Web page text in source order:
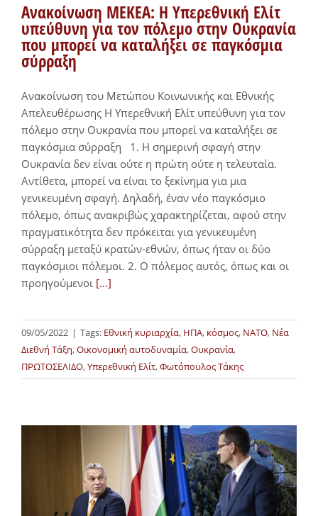
Ανακοίνωση ΜΕΚΕΑ: Η Υπερεθνική Ελίτ
υπεύθυνη για τον πόλεμο στην Ουκρανία
που μπορεί να καταλήξει σε παγκόσμια
σύρραξη
Ανακοίνωση του Μετώπου Κοινωνικής και Εθνικής
Απελευθέρωσης Η Υπερεθνική Ελίτ υπεύθυνη για τον
πόλεμο στην Ουκρανία που μπορεί να καταλήξει σε
παγκόσμια σύρραξη 1. Η σημερινή σφαγή στην
Ουκρανία δεν είναι ούτε η πρώτη ούτε η τελευταία.
Αντίθετα, μπορεί να είναι το ξεκίνημα για μια
γενικευμένη σφαγή. Δηλαδή, έναν νέο παγκόσμιο
πόλεμο, όπως ανακριβώς χαρακτηρίζεται, αφού στην
πραγματικότητα δεν πρόκειται για γενικευμένη
σύρραξη μεταξύ κρατών-εθνών, όπως ήταν οι δύο
παγκόσμιοι πόλεμοι. 2. Ο πόλεμος αυτός, όπως και οι
προηγούμενοι [...]
09/05/2022 | Tags: Εθνική κυριαρχία, ΗΠΑ, κόσμος, ΝΑΤΟ, Νέα
Διεθνή Τάξη,Οικονομική αυτοδυναμία,Ουκρανία,
ΠΡΩΤΟΣΕΛΙΔΟ,Υπερεθνική Ελίτ,Φωτόπουλος Τάκης